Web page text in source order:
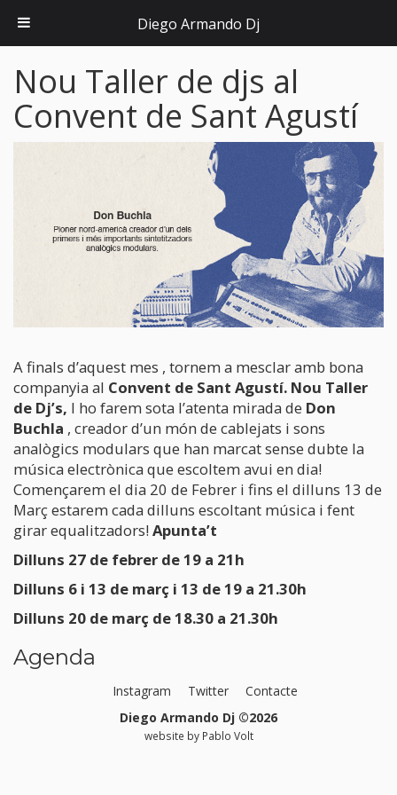
Nou Taller de djs al
Convent de Sant Agustí
A finals d’aquest mes , tornem a mesclar amb bona
companyia al Convent de Sant Agustí. Nou Taller
de Dj’s, I ho farem sota l’atenta mirada de Don
Buchla , creador d’un món de cablejats i sons
analògics modulars que han marcat sense dubte la
música electrònica que escoltem avui en dia!
Començarem el dia 20 de Febrer i fins el dilluns 13 de
Març estarem cada dilluns escoltant música i fent
girar equalitzadors! Apunta’t
Dilluns 27 de febrer de 19 a 21h
Dilluns 6 i 13 de març i 13 de 19 a 21.30h
Dilluns 20 de març de 18.30 a 21.30h
Agenda
Instagram Twitter
Contacte
Diego Armando Dj ©2026
website by Pablo Volt
Diego Armando Dj